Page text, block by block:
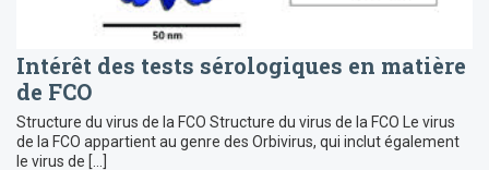
Intérêt des tests sérologiques en matière
de FCO
Structure du virus de la FCO Structure du virus de la FCO Le virus
de la FCO appartient au genre des Orbivirus, qui inclut également
le virus de […]